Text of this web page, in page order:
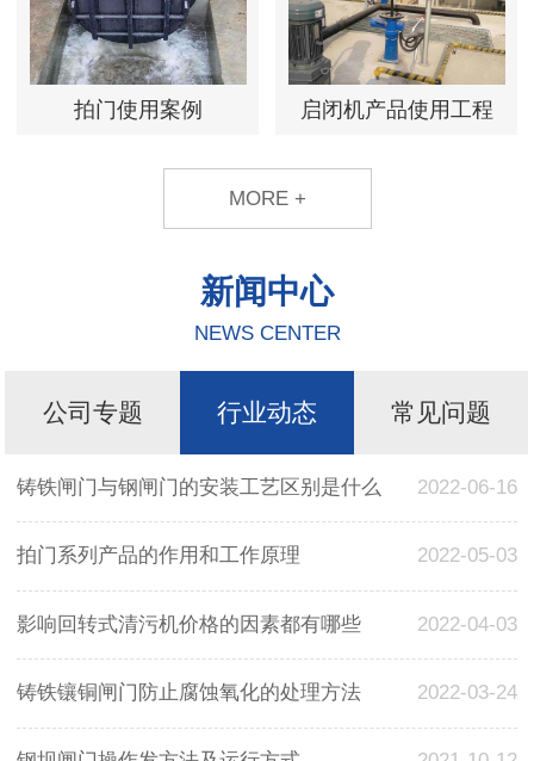
拍门使用案例 启闭机产品使用工程
MORE +
新闻中心
NEWS CENTER
公司专题 行业动态 常见问题
铸铁闸门与钢闸门的安装工艺区别是什么 2022-06-16
拍门系列产品的作用和工作原理 2022-05-03
影响回转式清污机价格的因素都有哪些 2022-04-03
铸铁镶铜闸门防止腐蚀氧化的处理方法 2022-03-24